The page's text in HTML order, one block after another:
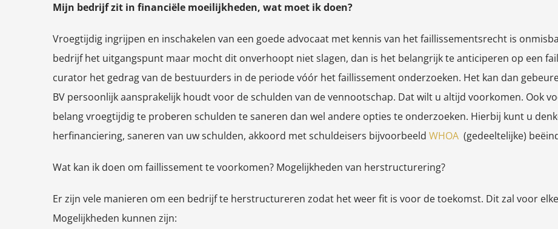
Mijn bedrijf zit in financiële moeilijkheden, wat moet ik doen?
Vroegtijdig ingrijpen en inschakelen van een goede advocaat met kennis van het faillissementsrecht is
bedrijf het uitgangspunt maar mocht dit onverhoopt niet slagen, dan is het belangrijk te anticiperen op een
curator het gedrag van de bestuurders in de periode vóór het faillissement onderzoeken. Het kan dan
BV persoonlijk aansprakelijk houdt voor de schulden van de vennootschap. Dat wilt u altijd voorkomen. Ook
belang vroegtijdig te proberen schulden te saneren dan wel andere opties te onderzoeken. Hierbij kunt u
herfinanciering, saneren van uw schulden, akkoord met schuldeisers bijvoorbeeld WHOA(gedeeltelijke)
Wat kan ik doen om faillissement te voorkomen? Mogelijkheden van herstructurering?
Er zijn vele manieren om een bedrijf te herstructureren zodat het weer fit is voor de toekomst. Dit zal voor
Mogelijkheden kunnen zijn: